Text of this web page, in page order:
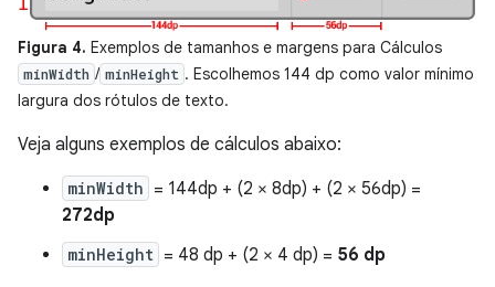
Figura 4. Exemplos de tamanhos e margens para Cálculos
minWidth / minHeight . Escolhemos 144 dp como valor mínimo
largura dos rótulos de texto.
Veja alguns exemplos de cálculos abaixo:
minWidth = 144dp + (2 × 8dp) + (2 × 56dp) =
272dp
minHeight = 48 dp + (2 × 4 dp) = 56 dp